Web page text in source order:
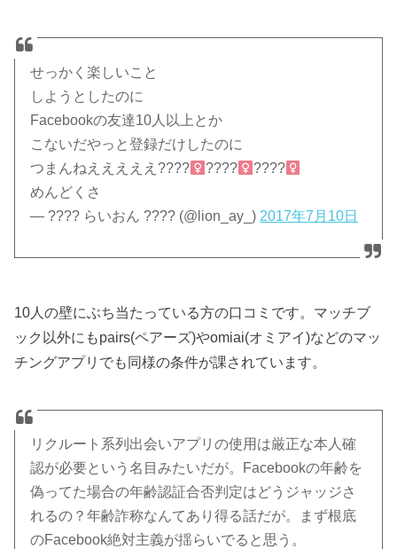
せっかく楽しいこと
しようとしたのに
Facebookの友達10人以上とか
こないだやっと登録だけしたのに
つまんねえええええ????‍
????‍
????‍
めんどくさ
— ???? らいおん ???? (@lion_ay_) 2017年7月10日
10人の壁にぶち当たっている方の口コミです。マッチブ
ック以外にもpairs(ペアーズ)やomiai(オミアイ)などのマッ
チングアプリでも同様の条件が課されています。
リクルート系列出会いアプリの使用は厳正な本人確
認が必要という名目みたいだが。Facebookの年齢を
偽ってた場合の年齢認証合否判定はどうジャッジさ
れるの？年齢詐称なんてあり得る話だが。まず根底
のFacebook絶対主義が揺らいでると思う。